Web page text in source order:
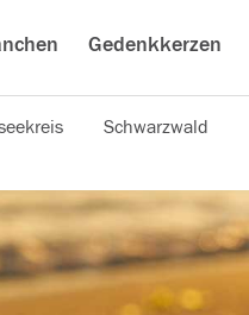
Gedenkkerzen
Schwarzwald